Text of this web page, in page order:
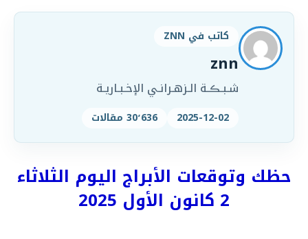
كاتب في ZNN
znn
شـبـڪـة الـزهـرانـي الإخـبـاريـة
2025-12-02 30٬636 مقالات
حظك وتوقعات الأبراج اليوم الثلاثاء
2 كانون الأول 2025‎‎‎